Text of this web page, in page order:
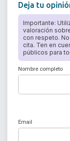
Deja tu
Importante:
valoración
con respeto.
cita. Ten en
públicos para
Nombre completo
Email